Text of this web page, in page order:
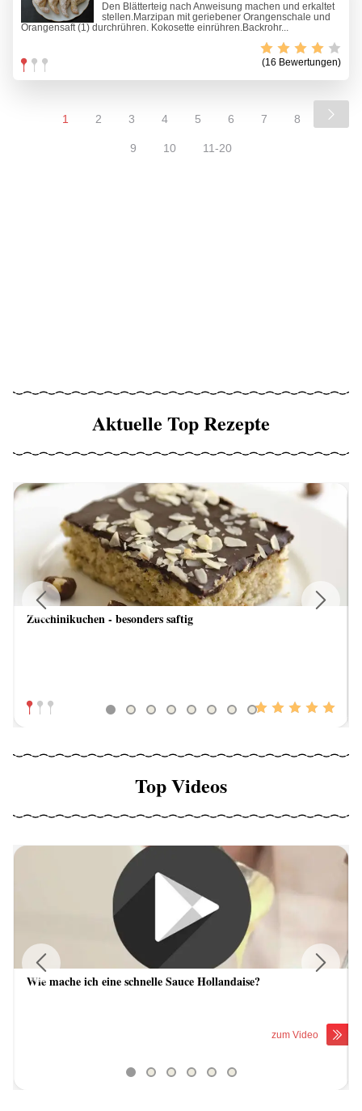
Den Blätterteig nach Anweisung machen und erkaltet
stellen.Marzipan mit geriebener Orangenschale und
Orangensaft (1) durchrühren. Kokosette einrühren.Backrohr...
(16 Bewertungen)
1 2 3 4 5 6 7 8
9 10 11-20
Aktuelle Top Rezepte
Zucchinikuchen - besonders saftig
Previous
Top Videos
Wie mache ich eine schnelle Sauce Hollandaise?
zum Video
Previous